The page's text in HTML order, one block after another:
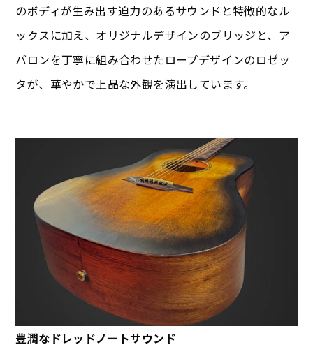
のボディが生み出す迫力のあるサウンドと特徴的なル
ックスに加え、オリジナルデザインのブリッジと、ア
バロンを丁寧に組み合わせたロープデザインのロゼッ
タが、華やかで上品な外観を演出しています。
豊潤なドレッドノートサウンド